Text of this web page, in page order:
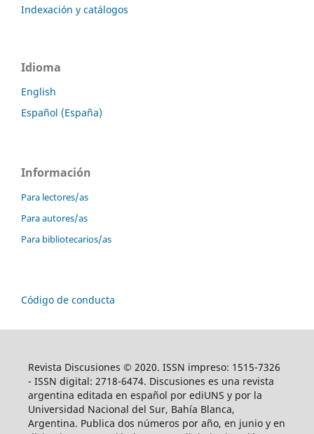
Indexación y catálogos
Idioma
English
Español (España)
Información
Para lectores/as
Para autores/as
Para bibliotecarios/as
Código de conducta
Revista Discusiones © 2020. ISSN impreso: 1515-7326
- ISSN digital: 2718-6474. Discusiones es una revista
argentina editada en español por ediUNS y por la
Universidad Nacional del Sur, Bahía Blanca,
Argentina. Publica dos números por año, en junio y en